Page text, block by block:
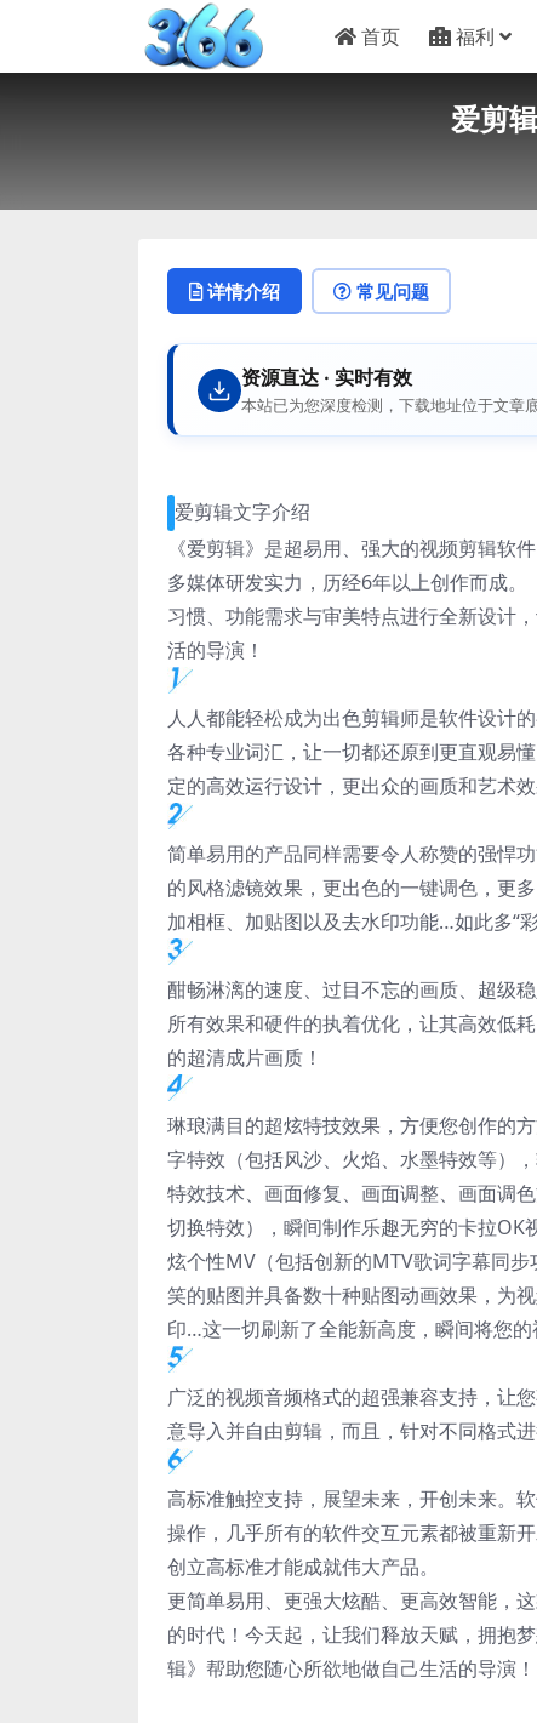
首页 福利
爱剪
详情介绍 常见问题
资源直达 · 实时有效
本站已为您深度检测，下载地址位于文章
爱剪辑文字介绍
《爱剪辑》是超易用、强大的视频剪辑软
多媒体研发实力，历经6年以上创作而成
习惯、功能需求与审美特点进行全新设计
活的导演！
人人都能轻松成为出色剪辑师是软件设计
各种专业词汇，让一切都还原到更直观易
定的高效运行设计，更出众的画质和艺术
简单易用的产品同样需要令人称赞的强悍
的风格滤镜效果，更出色的一键调色，更
加相框、加贴图以及去水印功能…如此多“
酣畅淋漓的速度、过目不忘的画质、超级
所有效果和硬件的执着优化，让其高效低
的超清成片画质！
琳琅满目的超炫特技效果，方便您创作的
字特效（包括风沙、火焰、水墨特效等）
特效技术、画面修复、画面调整、画面调
切换特效），瞬间制作乐趣无穷的卡拉
炫个性MV（包括创新的MTV歌词字幕同
笑的贴图并具备数十种贴图动画效果，为
印…这一切刷新了全能新高度，瞬间将您的
广泛的视频音频格式的超强兼容支持，让
意导入并自由剪辑，而且，针对不同格式
高标准触控支持，展望未来，开创未来。
操作，几乎所有的软件交互元素都被重新
创立高标准才能成就伟大产品。
更简单易用、更强大炫酷、更高效智能，
的时代！今天起，让我们释放天赋，拥抱
辑》帮助您随心所欲地做自己生活的导演！